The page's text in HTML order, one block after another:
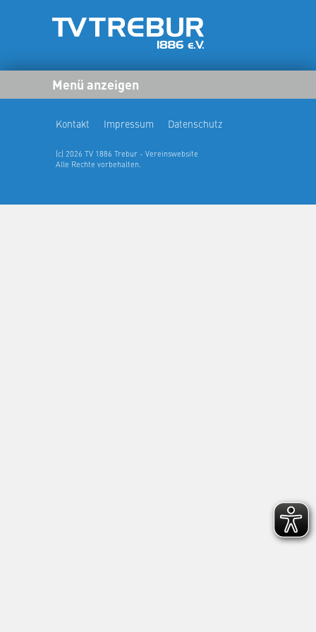
Menü anzeigen
Kontakt Impressum Datenschutz
(c) 2026 TV 1886 Trebur - Vereinswebsite
Alle Rechte vorbehalten.